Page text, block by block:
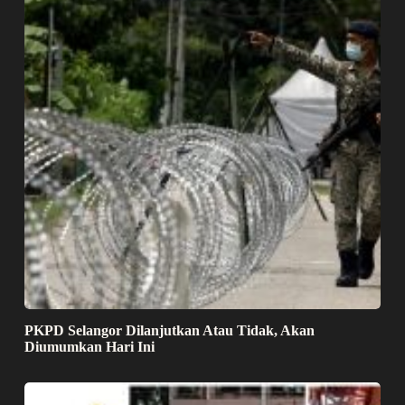
PKPD Selangor Dilanjutkan Atau Tidak, Akan
Diumumkan Hari Ini